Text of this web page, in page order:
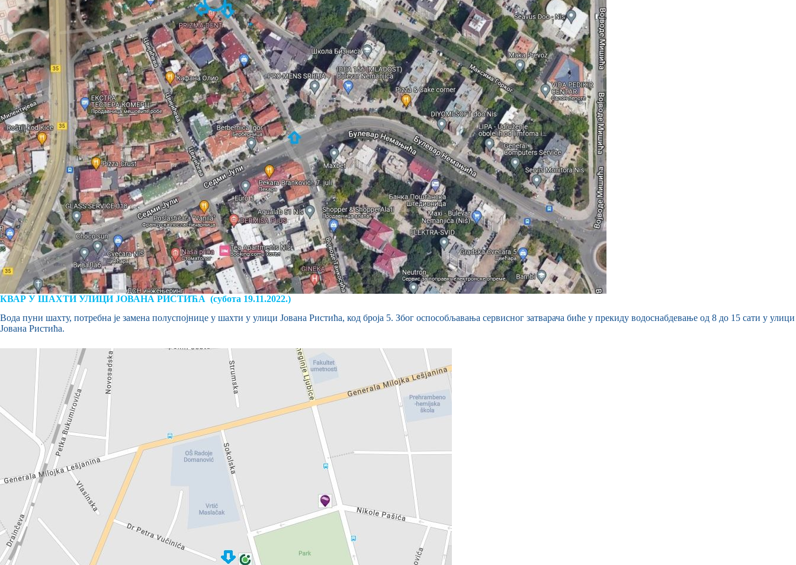
КВАР У ШАХТИ УЛИЦИ ЈОВАНА РИСТИЋА (субота 19.11.2022.)
Вода пуни шахту, потребна је замена полуспојнице у шахти у улици Јована Ристића, код броја 5. Због оспособљавања сервисног затварача биће у прекиду водоснабдевање од 8 до 15 сати у улици
Јована Ристића.